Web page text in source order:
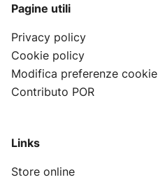
Pagine utili
Privacy policy
Cookie policy
Modifica preferenze cookie
Contributo POR
Links
Store online